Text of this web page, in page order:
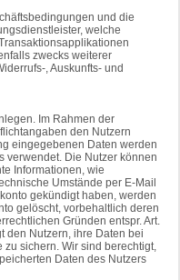
und die
welche
zwecks weiterer
, Auskunfts- und
Im Rahmen der
den Nutzern
eingegebenen Daten werden
verwendet. Die Nutzer können
Informationen, wie
Umstände per E-Mail
gekündigt haben, werden
gelöscht, vorbehaltlich deren
Gründen entspr. Art.
den Nutzern, ihre Daten bei
sichern. Wir sind berechtigt,
Daten des Nutzers